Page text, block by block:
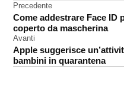
Rumors
Navigazione
articoli
Precedente
Come addestrare Face
coperto da mascherina
Avanti
Apple suggerisce
bambini in quarantena